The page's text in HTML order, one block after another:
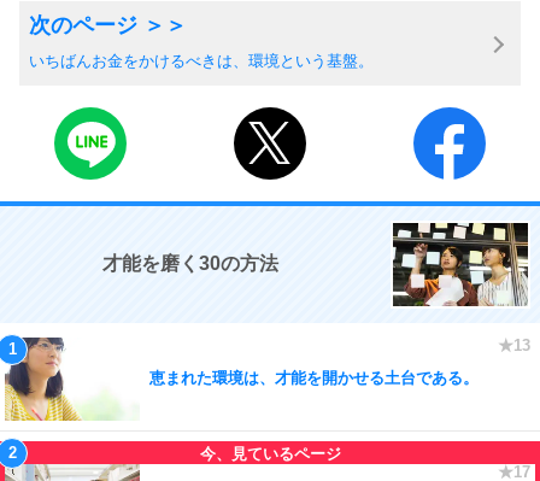
いちばんお金をかけるべきは、環境という基盤。
才能を磨く30の方法
恵まれた環境は、才能を開かせる土台である。